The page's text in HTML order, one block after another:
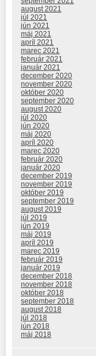
august 2021
júl 2021
jún 2021
máj 2021
apríl 2021
marec 2021
február 2021
január 2021
december 2020
november 2020
október 2020
september 2020
august 2020
júl 2020
jún 2020
máj 2020
apríl 2020
marec 2020
február 2020
január 2020
december 2019
november 2019
október 2019
september 2019
august 2019
júl 2019
jún 2019
máj 2019
apríl 2019
marec 2019
február 2019
január 2019
december 2018
november 2018
október 2018
september 2018
august 2018
júl 2018
jún 2018
máj 2018